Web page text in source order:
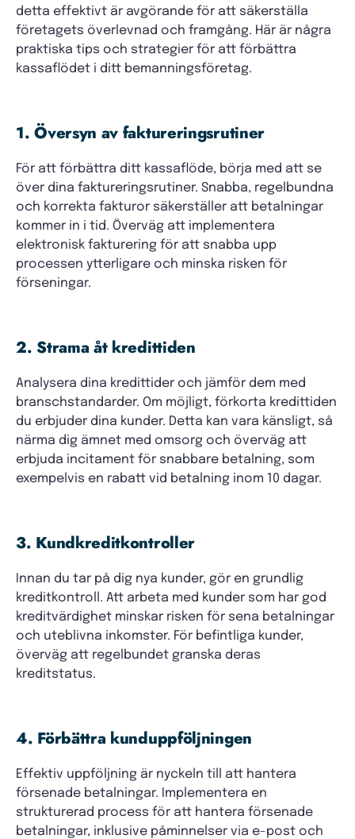
detta effektivt är avgörande för att säkerställa
företagets överlevnad och framgång. Här är några
praktiska tips och strategier för att förbättra
kassaflödet i ditt bemanningsföretag.
1. Översyn av faktureringsrutiner
För att förbättra ditt kassaflöde, börja med att se
över dina faktureringsrutiner. Snabba, regelbundna
och korrekta fakturor säkerställer att betalningar
kommer in i tid. Överväg att implementera
elektronisk fakturering för att snabba upp
processen ytterligare och minska risken för
förseningar.
2. Strama åt kredittiden
Analysera dina kredittider och jämför dem med
branschstandarder. Om möjligt, förkorta kredittiden
du erbjuder dina kunder. Detta kan vara känsligt, så
närma dig ämnet med omsorg och överväg att
erbjuda incitament för snabbare betalning, som
exempelvis en rabatt vid betalning inom 10 dagar.
3. Kundkreditkontroller
Innan du tar på dig nya kunder, gör en grundlig
kreditkontroll. Att arbeta med kunder som har god
kreditvärdighet minskar risken för sena betalningar
och uteblivna inkomster. För befintliga kunder,
överväg att regelbundet granska deras
kreditstatus.
4. Förbättra kunduppföljningen
Effektiv uppföljning är nyckeln till att hantera
försenade betalningar. Implementera en
strukturerad process för att hantera försenade
betalningar, inklusive påminnelser via e-post och